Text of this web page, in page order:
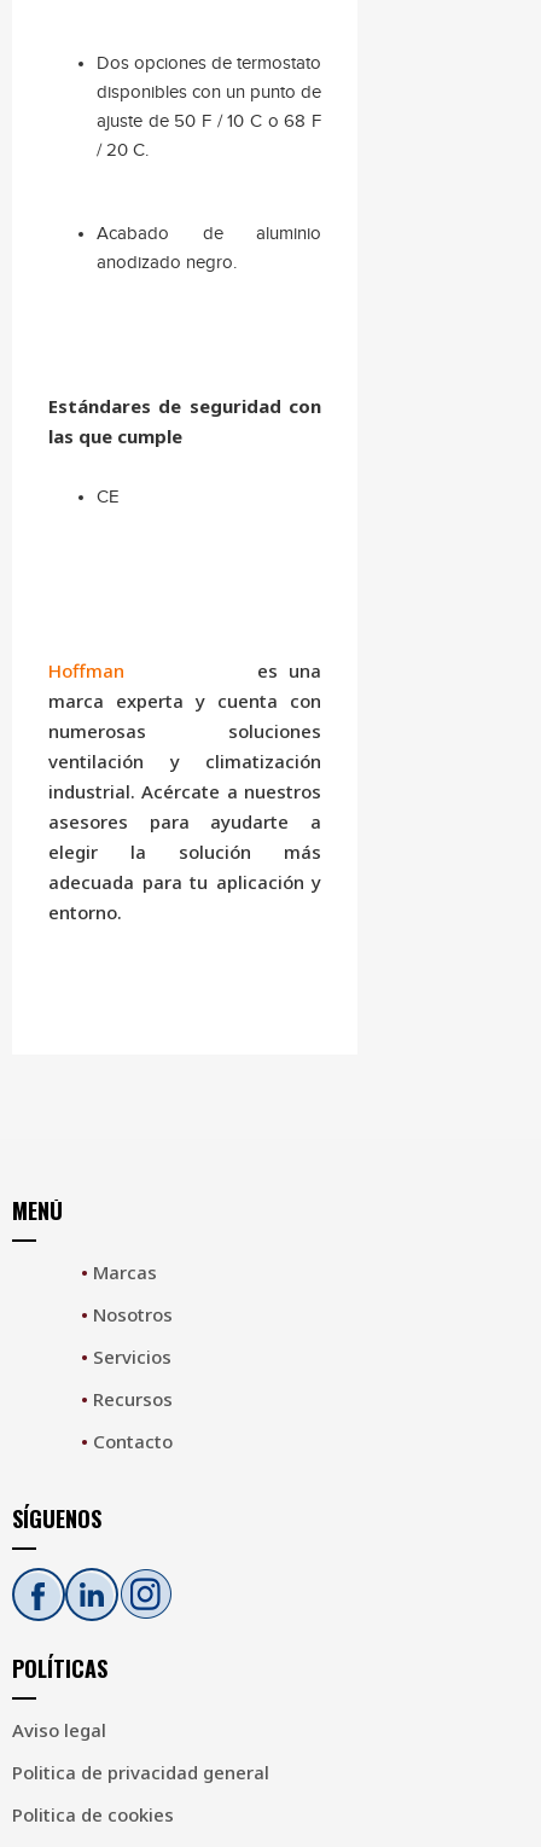
Dos opciones de termostato
disponibles con un punto de
ajuste de 50 F / 10 C o 68 F
/ 20 C.
Acabado de aluminio
anodizado negro.
Estándares de seguridad con
las que cumple
CE
Hoffman
es una
marca experta y cuenta con
numerosas soluciones
ventilación y climatización
industrial. Acércate a nuestros
asesores para ayudarte a
elegir la solución más
adecuada para tu aplicación y
entorno.
MENÚ
• Marcas
• Nosotros
• Servicios
• Recursos
• Contacto
SÍGUENOS
POLÍTICAS
Aviso legal
Politica de privacidad general
Politica de cookies